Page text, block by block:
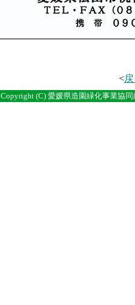
<
Copyright (C) 愛媛県造園緑化事業協同